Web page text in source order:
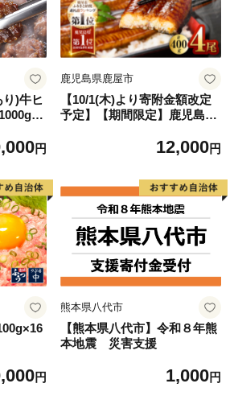
)牛ヒ
円
鹿児島県鹿屋市
【10/1(木)より寄附金額改定
予定】【期間限定】鹿児島県
12,000円
円
熊本県八代市
【熊本県八代市】令和８年熊
本地震 災害支援
1,000円